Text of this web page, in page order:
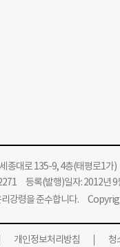
종대로 135-9, 4층(태평로1
등록(발행)일자: 2012
강령을 준수합니다.
개인정보처리방침 청